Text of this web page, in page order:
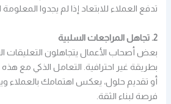
تدفع العملاء للابتعاد إذا لم يجدوا
2. تجاهل المراجعات السلبية
بعض أصحاب الأعمال يتجاهلون التعليقات
بطريقة غير احترافية. التعامل الذكي مع هذه
أو تقديم حلول، يعكس اهتمامك بالعملاء
فرصة لبناء الثقة.